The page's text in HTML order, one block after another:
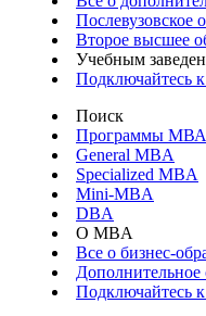
Послевузовское
Второе высшее
Учебным
Подключайтесь к
Поиск
Программы МВА
General MBA
Specialized MBA
Mini-MBA
DBA
О MBA
Все о бизнес-
Дополнительное
Подключайтесь к